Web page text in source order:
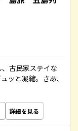
古民家ステイな
ッと凝縮。さあ、
詳細を見る